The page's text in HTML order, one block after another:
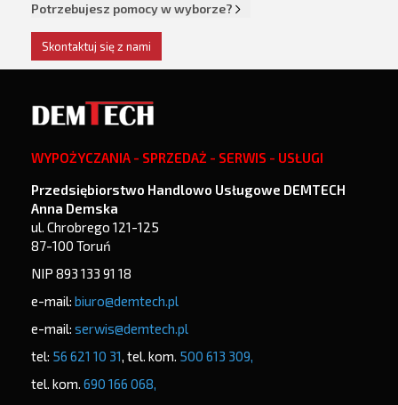
Potrzebujesz pomocy w wyborze?
Skontaktuj się z nami
WYPOŻYCZANIA - SPRZEDAŻ - SERWIS - USŁUGI
Przedsiębiorstwo Handlowo Usługowe DEMTECH
Anna Demska
ul. Chrobrego 121-125
87-100 Toruń
NIP 893 133 91 18
e-mail: biuro@demtech.pl
e-mail: serwis@demtech.pl
tel: 56 621 10 31, tel. kom. 500 613 309,
tel. kom. 690 166 068,